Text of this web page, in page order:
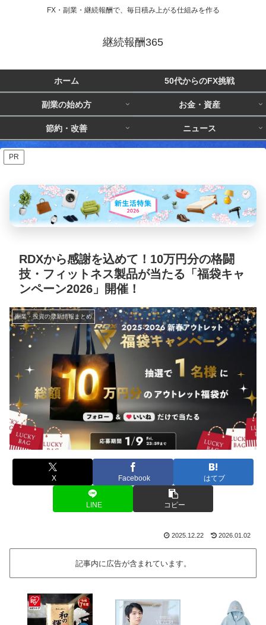
FX・副業・継続報酬で、毎日積み上がる仕組みを作る
継続報酬365
ホーム 50代からのFX挑戦
副業の始め方 お金・資産
節約・改善 ニュース
PR
RDXから感謝を込めて！10万円分の格闘
技・フィットネス製品が当たる「福袋キャ
ンペーン2026」開催！
副業・投資の最新情報まとめ
X Facebook はてブ
LINE コピー
2025.12.22 2026.01.02
記事内に広告が含まれています。